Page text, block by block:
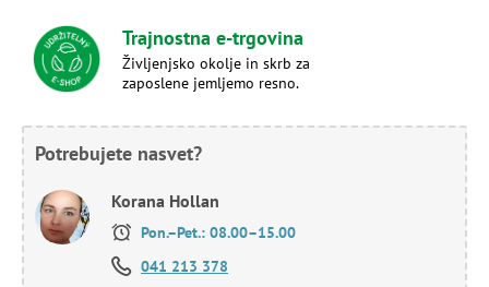
Trajnostna e-trgovina
Življenjsko okolje in skrb za
zaposlene jemljemo resno.
Potrebujete nasvet?
Korana Hollan
Pon.–Pet.: 08.00–15.00
041 213 378